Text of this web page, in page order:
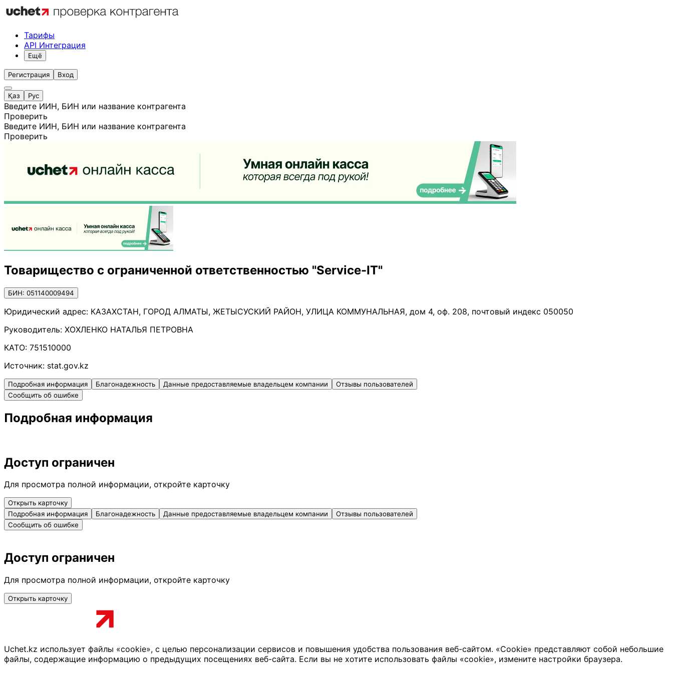
Тарифы
API Интеграция
Ещё
Регистрация Вход
Қаз Рус
Введите ИИН, БИН или название контрагента
Проверить
Введите ИИН, БИН или название контрагента
Проверить
Товарищество с ограниченной ответственностью "Service-IT"
БИН: 051140009494
Юридический адрес: КАЗАХСТАН, ГОРОД АЛМАТЫ, ЖЕТЫСУСКИЙ РАЙОН, УЛИЦА КОММУНАЛЬНАЯ, дом 4, оф. 208, почтовый индекс 050050
Руководитель: ХОХЛЕНКО НАТАЛЬЯ ПЕТРОВНА
КАТО: 751510000
Источник: stat.gov.kz
Подробная информация Благонадежность Данные предоставляемые владельцем компании
Отзывы пользователей
Сообщить об ошибке
Подробная информация
Доступ ограничен
Для просмотра полной информации, откройте карточку
Открыть карточку
Подробная информация
Благонадежность Данные предоставляемые владельцем компании
Отзывы пользователей
Сообщить об ошибке
Доступ ограничен
Для просмотра полной информации, откройте карточку
Открыть карточку
Uchet.kz использует файлы «cookie», с целью персонализации сервисов и повышения удобства пользования веб-сайтом. «Cookie» представляют собой небольшие
файлы, содержащие информацию о предыдущих посещениях веб-сайта. Если вы не хотите использовать файлы «cookie», измените настройки браузера.